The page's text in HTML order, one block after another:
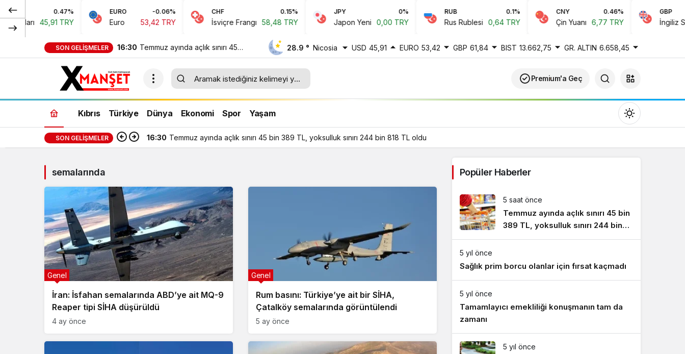
0.47%
45,91 TRY
EURO -0.06%
Euro 53,42 TRY
CHF 0.15%
İsviçre Frangı 58,48 TRY
JPY
Japon Yeni 0,00 TRY
RUB
Rus Rublesi 0,64 TRY
CNY 0.46%
Çin Yuanı 6,77 TRY
GBP
İngiliz
SON GELIŞMELER 16:30 Temmuz ayında açlık sınırı 45
bin 389 TL, yoksulluk sınırı 244
bin 818 TL oldu
28.9 ° Nicosia USD 45,91 EURO 53,42 GBP 61,84 BIST 13.662,75 GR. ALTIN 6.658,45
Premium'a Geç
Kıbrıs Türkiye Dünya Ekonomi Spor Yaşam
Gündüz modunu seçin.
SON GELIŞMELER 16:30 Temmuz ayında açlık sınırı 45 bin 389 TL, yoksulluk sınırı 244 bin 818 TL oldu
semalarında
İran: İsfahan semalarında ABD’ye ait MQ-9
Reaper tipi SİHA düşürüldü
Genel
4 ay önce
Rum basını: Türkiye’ye ait bir SİHA,
Çatalköy semalarında görüntülendi
Genel
5 ay önce
Popüler Haberler
5 saat önce
Temmuz ayında açlık sınırı 45 bin
389 TL, yoksulluk sınırı 244 bin
818 TL oldu
5 yıl önce
Sağlık prim borcu olanlar için fırsat kaçmadı
5 yıl önce
Tamamlayıcı emekliliği konuşmanın tam da
zamanı
5 yıl önce